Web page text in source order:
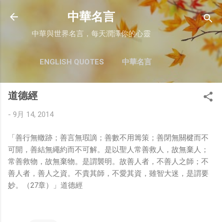
跳至主要內容
中華名言
中華與世界名言，每天潤澤你的心靈
ENGLISH QUOTES 中華名言
道德經
- 9月 14, 2014
「善行無轍跡；善言無瑕謫；善數不用籌策；善閉無關楗而不
可開，善結無繩約而不可解。是以聖人常善救人，故無棄人；
常善救物，故無棄物。是謂襲明。故善人者，不善人之師；不
善人者，善人之資。不貴其師，不愛其資，雖智大迷，是謂要
妙。（27章）」道德經